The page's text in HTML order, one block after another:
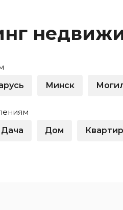
лиц в
автомобили
для
Для
физлиц
Минск
Дача Дом